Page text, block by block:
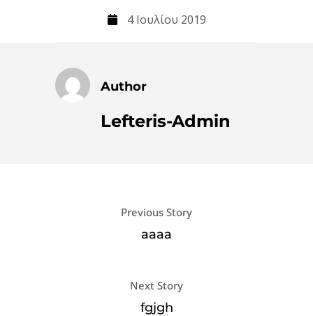
4 Ιουλίου 2019
Author
Lefteris-Admin
Previous Story
aaaa
Next Story
fgjgh